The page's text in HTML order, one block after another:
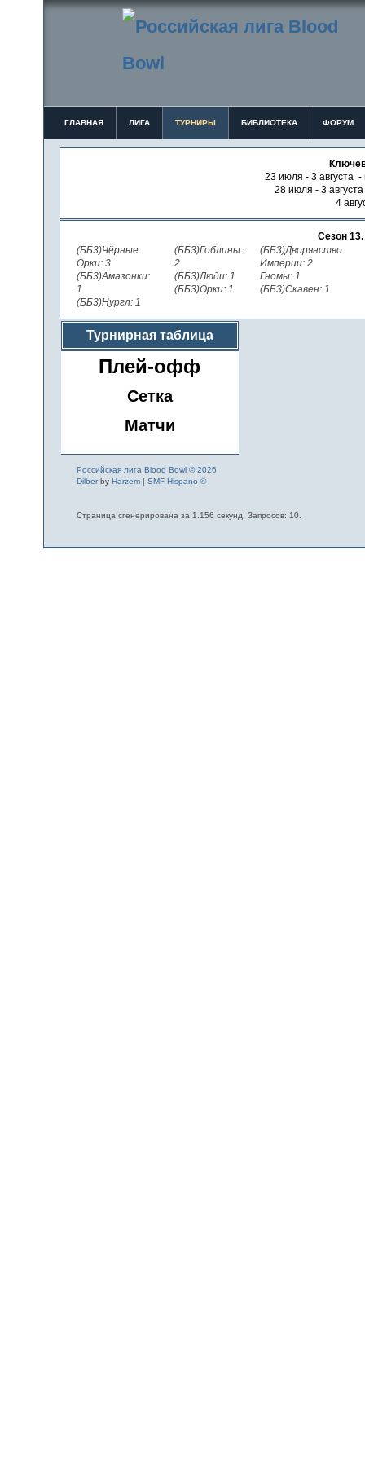
ГЛАВНАЯ ЛИГА ТУРНИРЫ БИБЛИОТЕКА ФОРУМ
23 июля - 3 августа -
28 июля - 3
4
Сезон 13.
(ББ3)Чёрные
Орки: 3
(ББ3)Амазонки:
1
(ББ3)Нургл: 1
(ББ3)Гоблины:
2
(ББ3)Люди: 1
(ББ3)Орки: 1
(ББ3)Дворянство
Империи: 2
Гномы: 1
(ББ3)Скавен: 1
Турнирная таблица
Плей-офф
Сетка
Матчи
Российская лига Blood Bowl © 2026
Dilberby Harzem| SMF Hispano ©
Страница сгенерирована за 1.156 секунд. Запросов: 10.